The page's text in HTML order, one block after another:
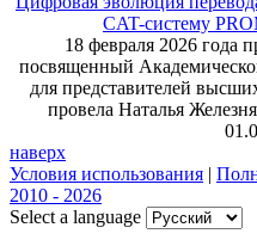
CAT-систему
18 февраля 2026 года
посвященный
для представителей
провела Наталья
наверх
Условия использования |
2010 - 2026
Select a language